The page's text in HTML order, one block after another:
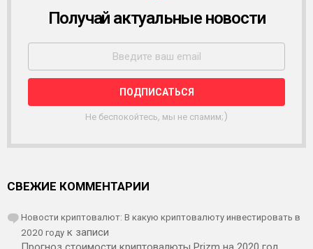
С
Ы
Л
К
Получай актуальные новости
Не беспокойтесь, мы не спамим;)
СВЕЖИЕ КОММЕНТАРИИ
Новости криптовалют: В какую криптовалюту инвестировать в
2020 году к записи